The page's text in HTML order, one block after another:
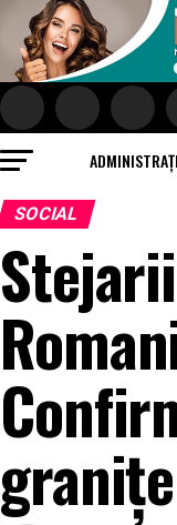
SOCIAL